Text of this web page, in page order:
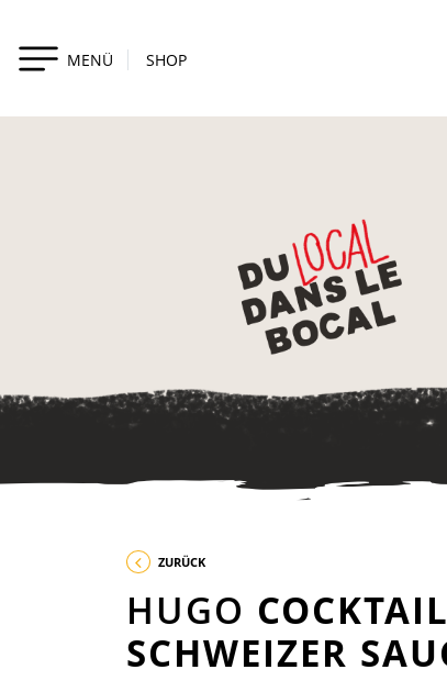
MENÜ SHOP
ZURÜCK
HUGO COCKTAIL
SCHWEIZER